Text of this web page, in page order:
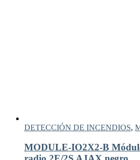
DETECCIÓN DE INCENDIOS,
MODULE-IO2X2-B